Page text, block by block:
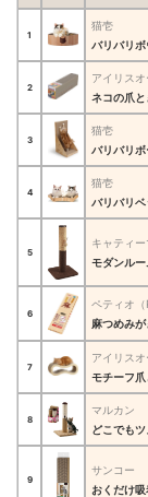
1
猫壱
バリバリボ
2
アイリスオ
ネコの爪とぎ
3
猫壱
バリバリボ
4
猫壱
バリバリベ
5
キャティー
モダンル
6
ペティオ（
麻つめみが
7
アイリスオ
モチーフ爪とぎ
8
マルカン
どこでもツ
9
サンコー
おくだけ吸着コーナーに